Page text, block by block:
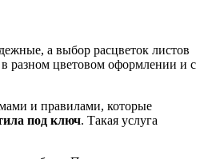
а выбор расцветок листов
разном цветовом оформлении и с
и правилами, которые
под ключ. Такая услуга